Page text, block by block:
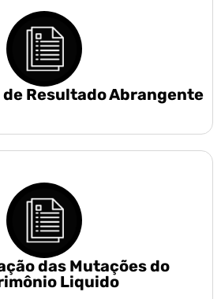
Resultado Abrangente
das Mutações do
Liquido